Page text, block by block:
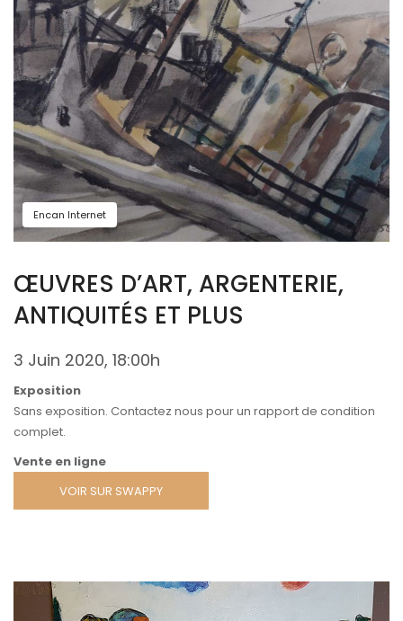
Encan Internet
ŒUVRES D’ART, ARGENTERIE,
ANTIQUITÉS ET PLUS
3 Juin 2020, 18:00h
Exposition
Sans exposition. Contactez nous pour un rapport de condition
complet.
Vente en ligne
VOIR SUR SWAPPY